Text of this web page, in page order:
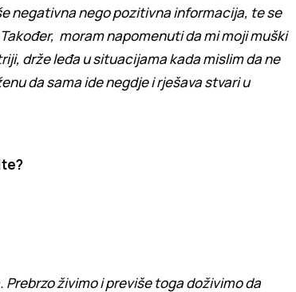
negativna nego pozitivna informacija, te se
moram napomenuti da mi moji muški
drže leđa u situacijama kada mislim da ne
da sama ide negdje i rješava stvari u
živimo i previše toga doživimo da